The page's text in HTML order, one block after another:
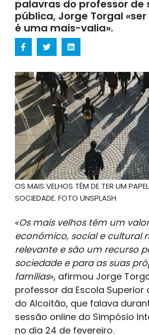
palavras do professor de
pública, Jorge Torgal
é uma mais-valia».
OS MAIS VELHOS TÊM DE TER UM
SOCIEDADE. FOTO UNSPLASH
«Os mais velhos têm um valor
económico, social e cultural
relevante e são um recurso
sociedade e para as suas
famílias», afirmou Jorge
professor da Escola Superior
do Alcoitão, que falava
sessão online do Simpósio
no dia 24 de fevereiro.